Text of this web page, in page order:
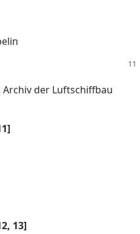
Archiv der Luftschiffbau
13]